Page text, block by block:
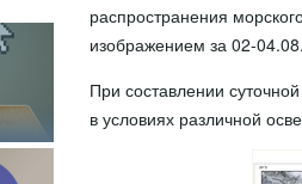
распространения
изображением за 02-
При составлении
в условиях различной